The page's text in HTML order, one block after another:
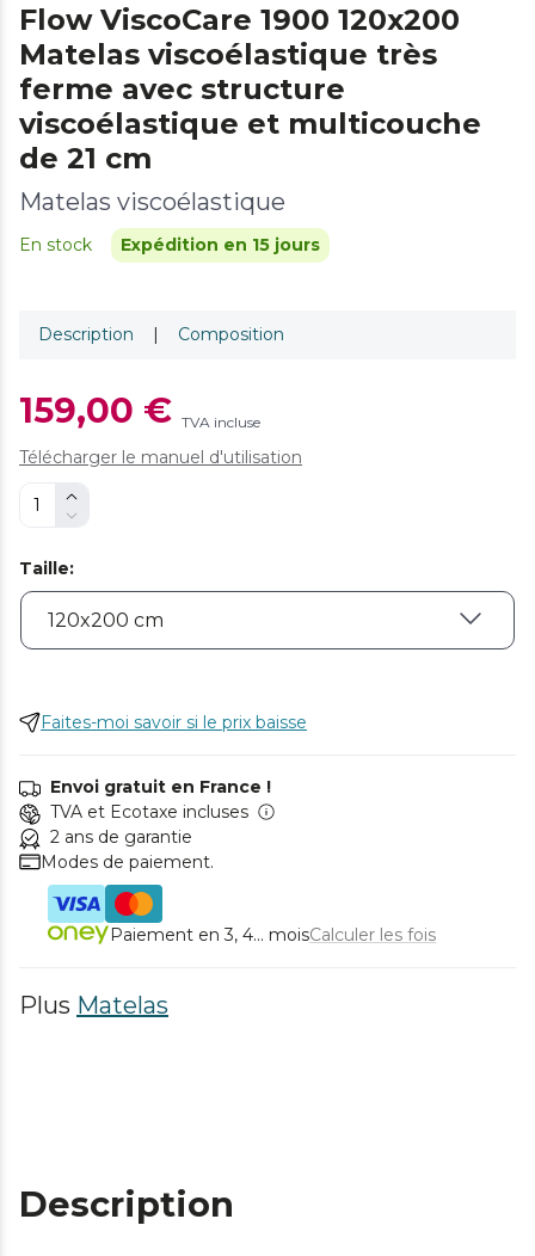
Flow ViscoCare 1900 120x200
Matelas viscoélastique très
ferme avec structure
viscoélastique et multicouche
de 21 cm
Matelas viscoélastique
En stock Expédition en 15 jours
Description | Composition
159,00 € TVA incluse
Télécharger le manuel d'utilisation
Taille:
Faites-moi savoir si le prix baisse
Envoi gratuit en France !
TVA et Ecotaxe incluses
2 ans de garantie
Modes de paiement.
Paiement en 3, 4... moisCalculer les fois
Plus Matelas
Description